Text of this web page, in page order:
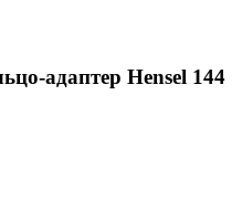
адаптер Hensel 144